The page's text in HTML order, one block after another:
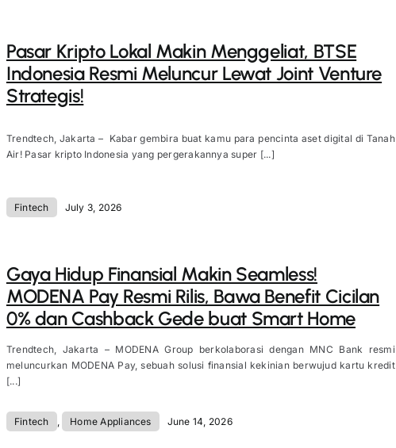
Pasar Kripto Lokal Makin Menggeliat, BTSE
Indonesia Resmi Meluncur Lewat Joint Venture
Strategis!
Trendtech, Jakarta – Kabar gembira buat kamu para pencinta aset digital di Tanah
Air! Pasar kripto Indonesia yang pergerakannya super [...]
Fintech July 3, 2026
Gaya Hidup Finansial Makin Seamless!
MODENA Pay Resmi Rilis, Bawa Benefit Cicilan
0% dan Cashback Gede buat Smart Home
Trendtech, Jakarta – MODENA Group berkolaborasi dengan MNC Bank resmi
meluncurkan MODENA Pay, sebuah solusi finansial kekinian berwujud kartu kredit
[...]
Fintech Home Appliances June 14, 2026